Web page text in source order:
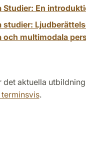
Studier: En
studier:
och multimodala
det aktuella
.